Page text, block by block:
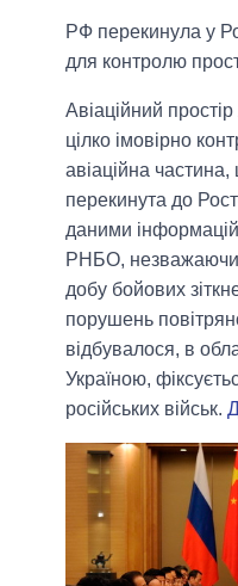
РФ перекинула у
для контролю
Авіаційний
цілко імовірно
авіаційна
перекинута до
даними
РНБО,
добу бойових
порушень
відбувалося, в
Україною,
російських військ.